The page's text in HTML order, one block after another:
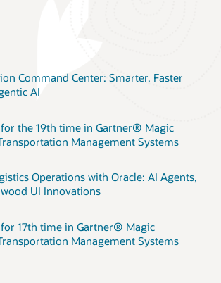
Command Center: Smarter, Faster
AI
for the 19th time in Gartner® Magic
Management Systems
Operations with Oracle: AI Agents,
UI Innovations
17th time in Gartner® Magic
Management Systems